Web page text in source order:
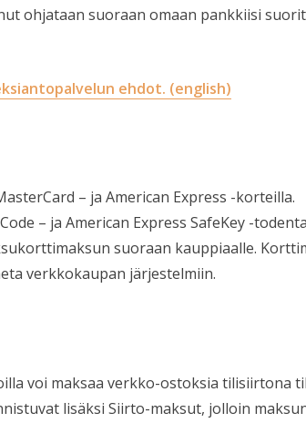
ohjataan suoraan omaan pankkiisi
ehdot. (english)
– ja American Express -korteilla.
– ja American Express SafeKey -
suoraan kauppiaalle.
verkkokaupan järjestelmiin.
voi maksaa verkko-ostoksia tilisiirtona
lisäksi Siirto-maksut, jolloin